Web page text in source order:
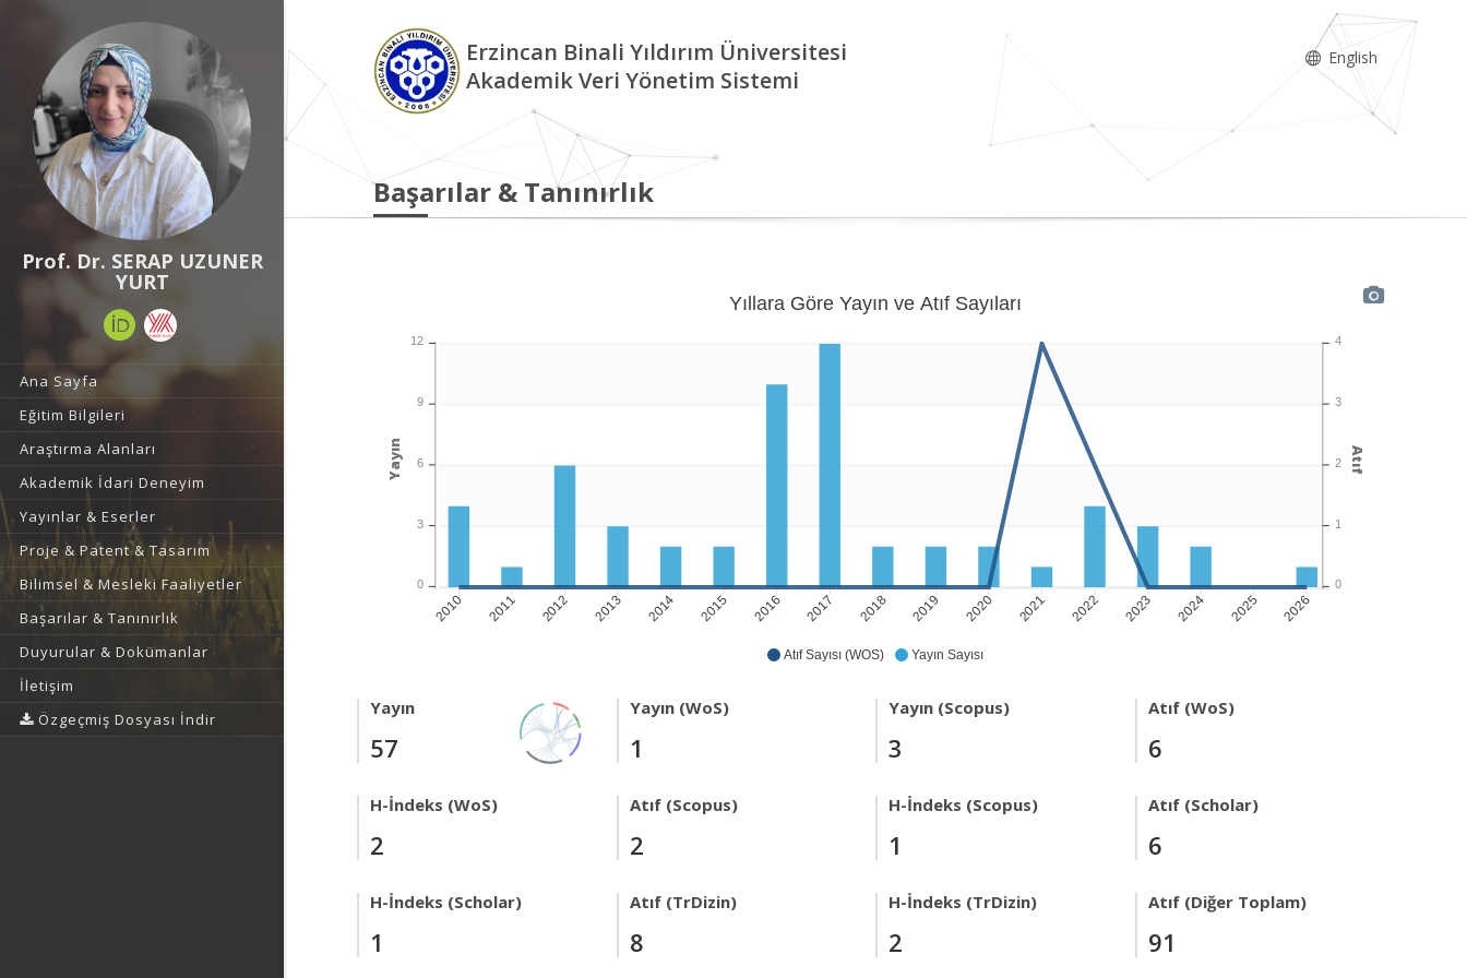
Prof. Dr. SERAP UZUNER
YURT
Ana Sayfa
Eğitim Bilgileri
Araştırma Alanları
Akademik İdari Deneyim
Yayınlar & Eserler
Proje & Patent & Tasarım
Bilimsel & Mesleki Faaliyetler
Başarılar & Tanınırlık
Duyurular & Dokümanlar
İletişim
Özgeçmiş Dosyası İndir
Erzincan Binali Yıldırım Üniversitesi
Akademik Veri Yönetim Sistemi
English
Başarılar & Tanınırlık
Atıf Sayısı (WOS) Yayın Sayısı
2010 2011 2012 2013 2014 2015 2016 2017 2018 2019 2020 2021 2022 2023 2024 2025 2026
Yıllara Göre Yayın ve Atıf Sayıları
4
3
2
1
0
Atıf
12
9
6
3
0
Yayın
Yayın
57
Yayın (WoS)
1
Yayın (Scopus)
3
Atıf (WoS)
6
H-İndeks (WoS)
2
Atıf (Scopus)
2
H-İndeks (Scopus)
1
Atıf (Scholar)
6
H-İndeks (Scholar)
1
Atıf (TrDizin)
8
H-İndeks (TrDizin)
2
Atıf (Diğer Toplam)
91